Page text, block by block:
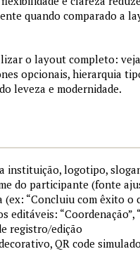
quando comparado a
o layout completo:
opcionais, hierarquia
leveza e modernidade.
instituição, logotipo,
do participante (fonte
(ex: “Concluiu com êxito o
editáveis: “Coordenação”,
registro/edição
QR code